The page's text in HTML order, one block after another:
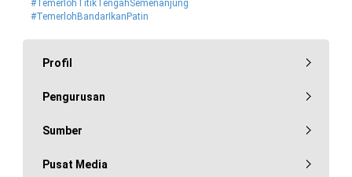
#TemerlohTitikTengahSemenanjung
#TemerlohBandarIkanPatin
Profil
Pengurusan
Sumber
Pusat Media